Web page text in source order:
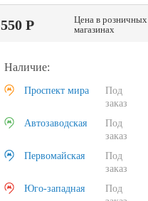
550 Р
Цена в розничных
магазинах
Наличие:
Проспект мира
Под
заказ
Автозаводская
Под
заказ
Первомайская
Под
заказ
Юго-западная
Под